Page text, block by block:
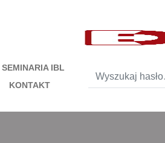
SEMINARIA IBL
KONTAKT